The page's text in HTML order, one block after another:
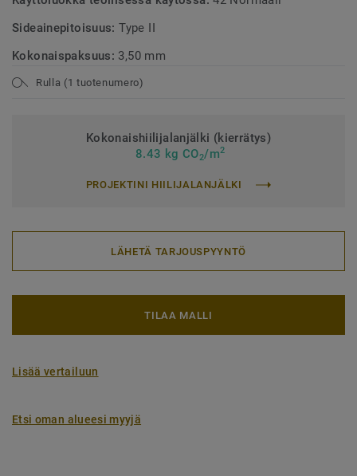
Sideainepitoisuus:Type II
Kokonaispaksuus: 3,50 mm
Rulla (1 tuotenumero)
Kokonaishiilijalanjälki (kierrätys)
8.43 kg CO2/m2
PROJEKTINI HIILIJALANJÄLKI
LÄHETÄ TARJOUSPYYNTÖ
TILAA MALLI
Lisää vertailuun
Etsi oman alueesi myyjä